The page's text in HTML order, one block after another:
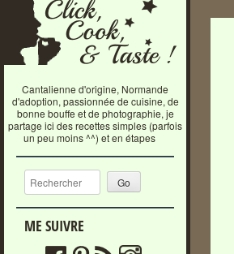
Cantalienne d'origine, Normande
d'adoption, passionnée de cuisine, de
bonne bouffe et de photographie, je
partage ici des recettes simples (parfois
un peu moins ^^) et en étapes
Recherche
ME SUIVRE